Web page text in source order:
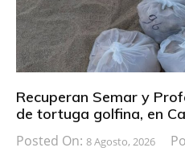
Recuperan Semar y
de tortuga golfina, en
Posted On: 8 Agosto, 2026